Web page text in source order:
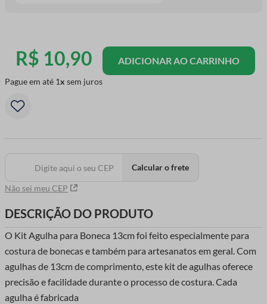
R$ 10,90
Pague em até 1 sem juros
ADICIONAR AO CARRINHO
Não sei meu CEP
Calcular o frete
DESCRIÇÃO DO PRODUTO
O Kit Agulha para Boneca 13cm foi feito especialmente para
costura de bonecas e também para artesanatos em geral. Com
agulhas de 13cm de comprimento, este kit de agulhas oferece
precisão e facilidade durante o processo de costura. Cada
agulha é fabricada